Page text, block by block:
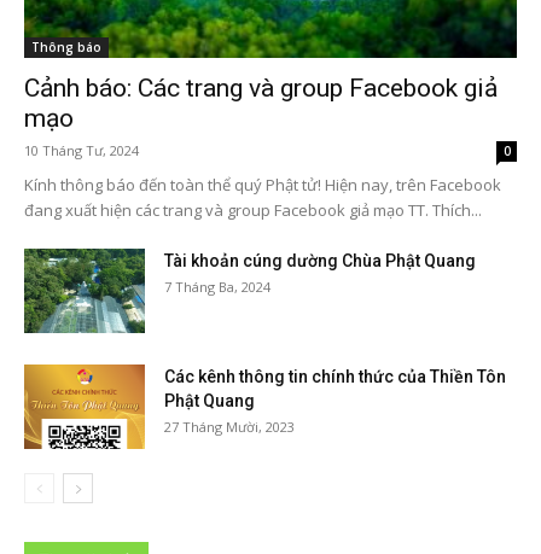
Thông báo
Cảnh báo: Các trang và group Facebook giả
mạo
10 Tháng Tư, 2024 0
Kính thông báo đến toàn thể quý Phật tử! Hiện nay, trên Facebook
đang xuất hiện các trang và group Facebook giả mạo TT. Thích...
Tài khoản cúng dường Chùa Phật Quang
7 Tháng Ba, 2024
Các kênh thông tin chính thức của Thiền Tôn
Phật Quang
27 Tháng Mười, 2023